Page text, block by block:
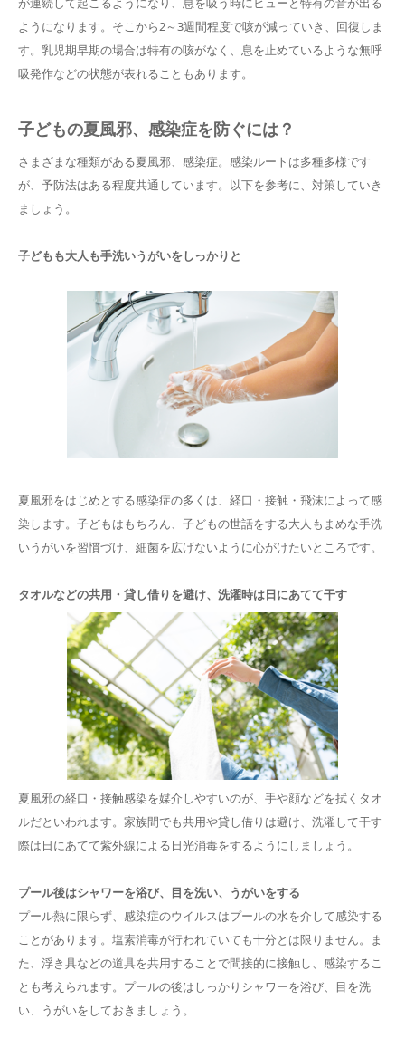
ようになります。そこから2～3週間程度で咳が減っていき、回復しま
す。乳児期早期の場合は特有の咳がなく、息を止めているような無呼
吸発作などの状態が表れることもあります。
子どもの夏風邪、感染症を防ぐには？
さまざまな種類がある夏風邪、感染症。感染ルートは多種多様です
が、予防法はある程度共通しています。以下を参考に、対策していき
ましょう。
子どもも大人も手洗いうがいをしっかりと
夏風邪をはじめとする感染症の多くは、経口・接触・飛沫によって感
染します。子どもはもちろん、子どもの世話をする大人もまめな手洗
いうがいを習慣づけ、細菌を広げないように心がけたいところです。
タオルなどの共用・貸し借りを避け、洗濯時は日にあてて干す
夏風邪の経口・接触感染を媒介しやすいのが、手や顔などを拭くタオ
ルだといわれます。家族間でも共用や貸し借りは避け、洗濯して干す
際は日にあてて紫外線による日光消毒をするようにしましょう。
プール後はシャワーを浴び、目を洗い、うがいをする
プール熱に限らず、感染症のウイルスはプールの水を介して感染する
ことがあります。塩素消毒が行われていても十分とは限りません。ま
た、浮き具などの道具を共用することで間接的に接触し、感染するこ
とも考えられます。プールの後はしっかりシャワーを浴び、目を洗
い、うがいをしておきましょう。